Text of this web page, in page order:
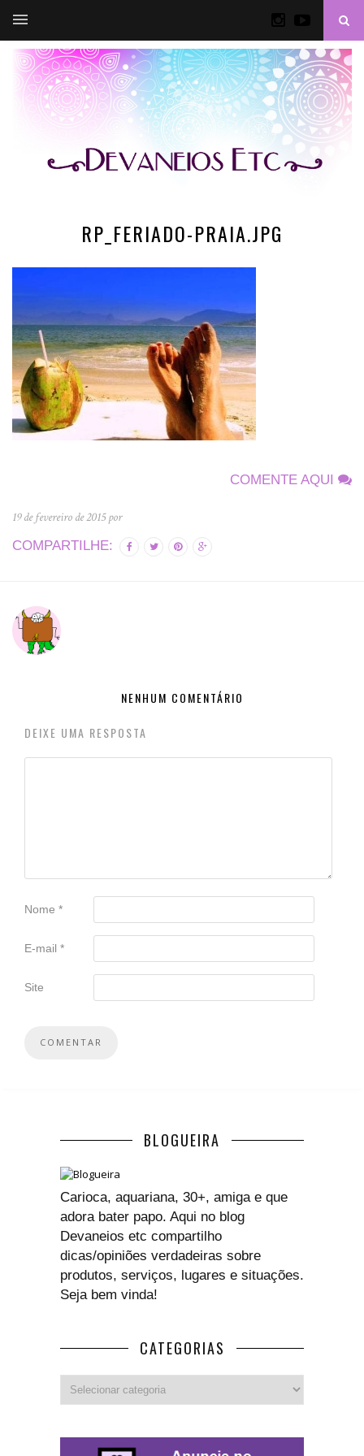
RP_FERIADO-PRAIA.JPG
COMENTE AQUI
19 de fevereiro de 2015 por
COMPARTILHE:
NENHUM COMENTÁRIO
DEIXE UMA RESPOSTA
Nome *
E-mail *
Site
BLOGUEIRA
Carioca, aquariana, 30+, amiga e que
adora bater papo. Aqui no blog
Devaneios etc compartilho
dicas/opiniões verdadeiras sobre
produtos, serviços, lugares e situações.
Seja bem vinda!
CATEGORIAS